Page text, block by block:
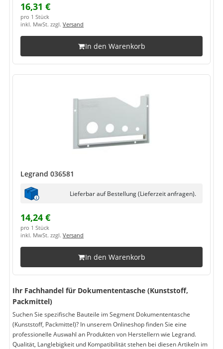
16,31 €
pro 1 Stück
inkl. MwSt. zzgl. Versand
In den Warenkorb
Legrand 036581
Lieferbar auf Bestellung (Lieferzeit anfragen).
14,24 €
pro 1 Stück
inkl. MwSt. zzgl. Versand
In den Warenkorb
Ihr Fachhandel für Dokumententasche (Kunststoff,
Packmittel)
Suchen Sie spezifische Bauteile im Segment Dokumententasche
(Kunststoff, Packmittel)? In unserem Onlineshop finden Sie eine
professionelle Auswahl an Produkten von Herstellern wie Legrand.
Qualität, Langlebigkeit und Kompatibilität stehen bei diesen Artikeln im